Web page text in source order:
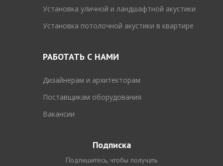
Установка уличной и ландшафтной акустики
Установка потолочной акустики в квартире
РАБОТАТЬ С НАМИ
Дизайнерам и архитекторам
Поставщикам оборудования
Вакансии
Подписка
Подпишитесь, чтобы получать